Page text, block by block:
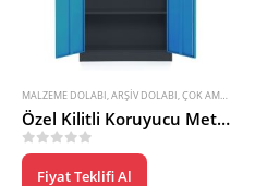
MALZEME DOLABI,ARŞIV DOLABI,ÇOK AMAÇLI DOLAP
Özel Kilitli Koruyucu Metal Dolap
05 üzerinden
Fiyat Teklifi Al